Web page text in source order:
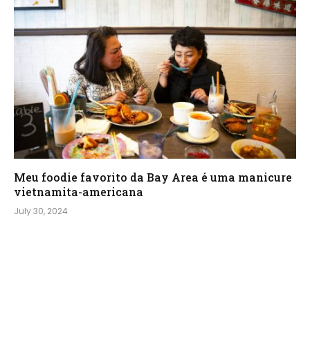
Meu foodie favorito da Bay Area é uma manicure
vietnamita-americana
July 30, 2024